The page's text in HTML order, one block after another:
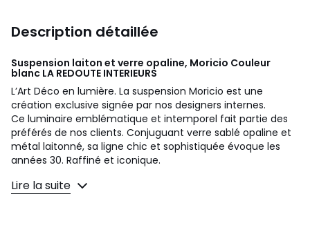
Description détaillée
Suspension laiton et verre opaline, Moricio Couleur
blanc LA REDOUTE INTERIEURS
L’Art Déco en lumière. La suspension Moricio est une
création exclusive signée par nos designers internes.
Ce luminaire emblématique et intemporel fait partie des
préférés de nos clients. Conjuguant verre sablé opaline et
métal laitonné, sa ligne chic et sophistiquée évoque les
années 30. Raffiné et iconique.
Description
Lire la suite